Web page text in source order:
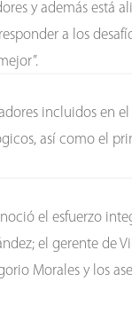
y además está
a los
incluidos en
así como el
el esfuerzo
el gerente de
Morales y los